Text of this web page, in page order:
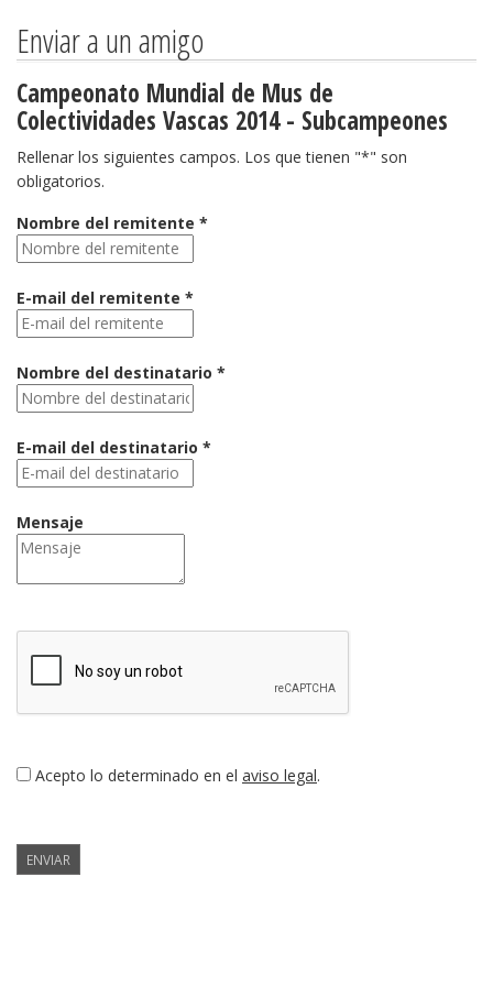
Enviar a un amigo
Campeonato Mundial de Mus de
Colectividades Vascas 2014 - Subcampeones
Rellenar los siguientes campos. Los que tienen "*" son
obligatorios.
Nombre del remitente *
E-mail del remitente *
Nombre del destinatario *
E-mail del destinatario *
Mensaje
Acepto lo determinado en el aviso legal.
ENVIAR